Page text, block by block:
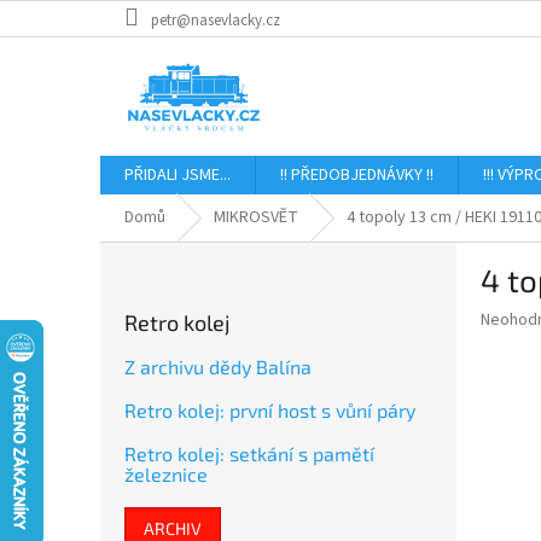
na
petr@nasevlacky.cz
PŘIDALI JSME... !! PŘEDOBJEDNÁVKY !! !!!
Domů
MIKROSVĚT 4 topoly 13 cm / HEKI 19110
Retro kolej
Z archivu dědy Balína
Retro kolej: první host s vůní páry
Retro kolej: setkání s pamětí
železnice
ARCHIV
4